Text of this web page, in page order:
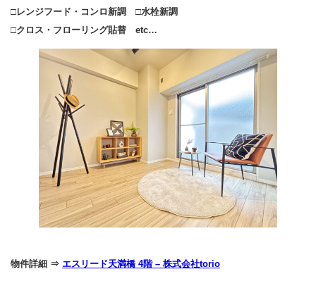
□レンジフード・コンロ新調 □水栓新調
□クロス・フローリング貼替 etc…
物件詳細 ⇒ エスリード天満橋 4階 – 株式会社torio